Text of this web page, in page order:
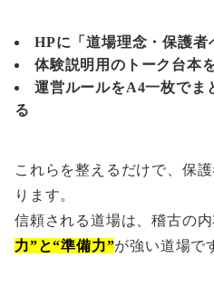
HPに「道場理念・保護者
体験説明用のトーク台本
運営ルールをA4一枚で
る
これらを整えるだけで、保
ります。
信頼される道場は、稽古の内
力”と“準備力”が強い道場で